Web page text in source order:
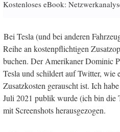
Kostenloses eBook:
Bei Tesla (und bei anderen
Reihe an kostenpflichtigen
buchen. Der Amerikaner Dominic
Tesla und schildert auf Twitter, wie
Zusatzkosten gerauscht ist. Ich
Juli 2021 publik wurde (ich bin die
mit Screenshots herausgezogen.